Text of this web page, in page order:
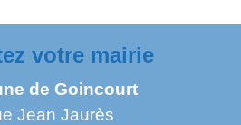
votre mairie
de Goincourt
Jean Jaurès